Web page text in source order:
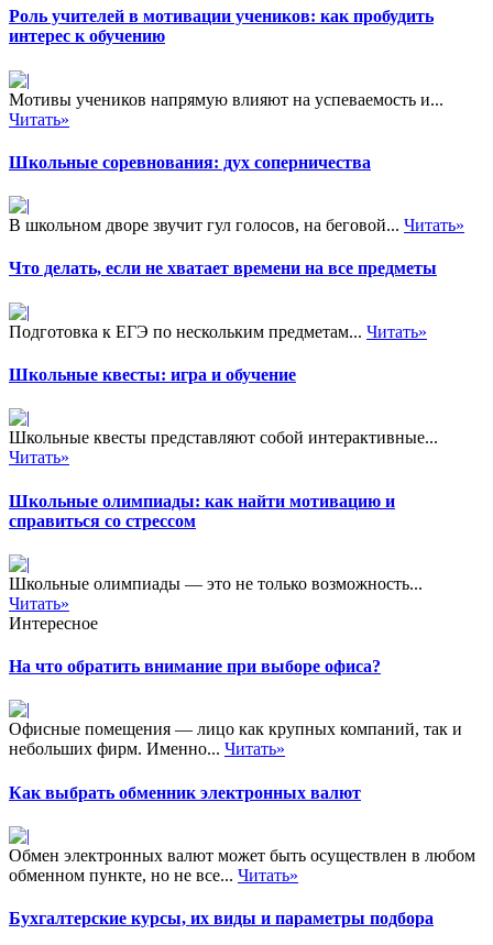
Роль учителей в мотивации учеников: как пробудить
интерес к обучению
Мотивы учеников напрямую влияют на успеваемость и...
Читать»
Школьные соревнования: дух соперничества
В школьном дворе звучит гул голосов, на беговой... Читать»
Что делать, если не хватает времени на все предметы
Подготовка к ЕГЭ по нескольким предметам... Читать»
Школьные квесты: игра и обучение
Школьные квесты представляют собой интерактивные...
Читать»
Школьные олимпиады: как найти мотивацию и
справиться со стрессом
Школьные олимпиады — это не только возможность...
Читать»
Интересное
На что обратить внимание при выборе офиса?
Офисные помещения — лицо как крупных компаний, так и
небольших фирм. Именно... Читать»
Как выбрать обменник электронных валют
Обмен электронных валют может быть осуществлен в любом
обменном пункте, но не все... Читать»
Бухгалтерские курсы, их виды и параметры подбора